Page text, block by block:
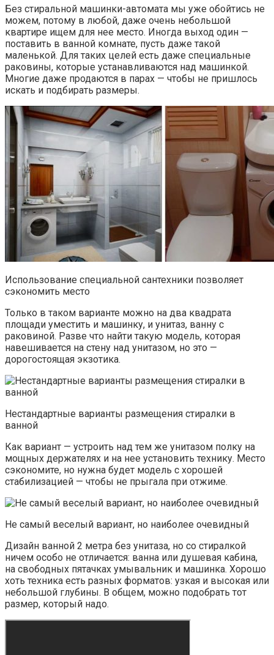
Без стиральной машинки-автомата мы уже обойтись не
можем, потому в любой, даже очень небольшой
квартире ищем для нее место. Иногда выход один —
поставить в ванной комнате, пусть даже такой
маленькой. Для таких целей есть даже специальные
раковины, которые устанавливаются над машинкой.
Многие даже продаются в парах — чтобы не пришлось
искать и подбирать размеры.
Использование специальной сантехники позволяет
сэкономить место
Только в таком варианте можно на два квадрата
площади уместить и машинку, и унитаз, ванну с
раковиной. Разве что найти такую модель, которая
навешивается на стену над унитазом, но это —
дорогостоящая экзотика.
Нестандартные варианты размещения стиралки в
ванной
Как вариант — устроить над тем же унитазом полку на
мощных держателях и на нее установить технику. Место
сэкономите, но нужна будет модель с хорошей
стабилизацией — чтобы не прыгала при отжиме.
Не самый веселый вариант, но наиболее очевидный
Дизайн ванной 2 метра без унитаза, но со стиралкой
ничем особо не отличается: ванна или душевая кабина,
на свободных пятачках умывальник и машинка. Хорошо
хоть техника есть разных форматов: узкая и высокая или
небольшой глубины. В общем, можно подобрать тот
размер, который надо.